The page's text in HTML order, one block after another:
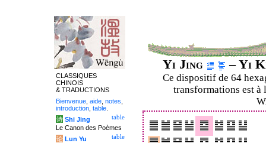
Yi Jing – Yi
Ce dispositif de 64
transformations est à
CLASSIQUES
CHINOIS
& TRADUCTIONS
Bienvenue aide notes
introduction table
table
诗 Shi Jing
Le Canon des Poèmes
table
论 Lun Yu